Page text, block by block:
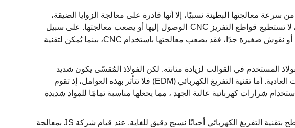
معالجتها البطيئة نسبيًا، إلا أنها قادرة على معالجة الزوايا الضيقة،
لا تستطيع قواطع التفريز CNC
الوصول إليها أو يصعب معالجتها. على سبيل
المثال، إذا كان المنتج يحتوي على نصوص أو نقوش صغيرة جدًا، فقد يصعب معالجتها باستخدام CNC، بينما يُمكن لتقنية
المستخدم في القوالب لزيادة متانته. لكن الفولاذ المُقسّى يكون شديد
العادية. أما تقنية التفريغ الكهربائي (EDM) فلا تتأثر بهذه العوامل، إذ تقوم
شرارات كهربائية عالية الجهد ، مما يجعلها مناسبة تمامًا للمواد شديدة
جودة سطح ممتازة: ينتج عن معالجة السطح بتقنية التفريغ الكهربائي أحيانًا نسيج دقيق للغاية. عند قيام شركة JS بمعالجة